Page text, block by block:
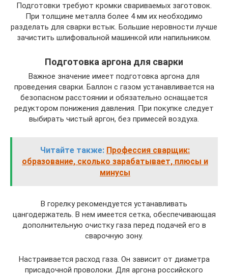
Подготовки требуют кромки свариваемых заготовок.
При толщине металла более 4 мм их необходимо
разделать для сварки встык. Большие неровности лучше
зачистить шлифовальной машинкой или напильником.
Подготовка аргона для сварки
Важное значение имеет подготовка аргона для
проведения сварки. Баллон с газом устанавливается на
безопасном расстоянии и обязательно оснащается
редуктором понижения давления. При покупке следует
выбирать чистый аргон, без примесей воздуха.
Читайте также: Профессия сварщик:
образование, сколько зарабатывает, плюсы и
минусы
В горелку рекомендуется устанавливать
цангодержатель. В нем имеется сетка, обеспечивающая
дополнительную очистку газа перед подачей его в
сварочную зону.
Настраивается расход газа. Он зависит от диаметра
присадочной проволоки. Для аргона российского